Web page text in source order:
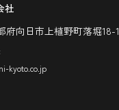
社
向日市上植野町落堀18-1
kyoto.co.jp